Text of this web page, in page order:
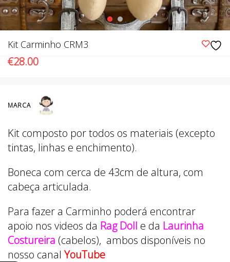
Kit Carminho CRM3
€28.00
MARCA
Kit composto por todos os materiais (excepto
tintas, linhas e enchimento).
Boneca com cerca de 43cm de altura, com
cabeça articulada.
Para fazer a Carminho poderá encontrar
apoio nos videos da Rag Doll e da Laurinha
Costureira (cabelos), ambos disponíveis no
nosso canal YouTube